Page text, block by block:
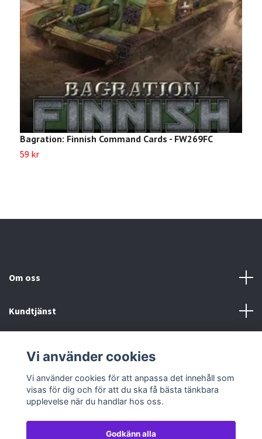
Bagration: Finnish Command Cards - FW269FC
59 kr
Om oss
Kundtjänst
Sociala medier
Vi använder cookies
Vi använder cookies för att anpassa det innehåll som
visas för dig och för att du ska få bästa tänkbara
upplevelse när du handlar hos oss.
Godkänn alla